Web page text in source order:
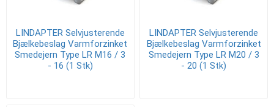
LINDAPTER Selvjusterende
Bjælkebeslag Varmforzinket
Smedejern Type LR M16 / 3
- 16 (1 Stk)
LINDAPTER Selvjusterende
Bjælkebeslag Varmforzinket
Smedejern Type LR M20 / 3
- 20 (1 Stk)